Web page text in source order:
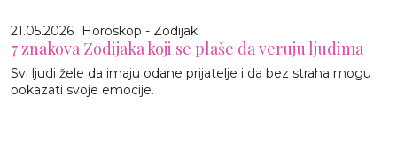
21.05.2026 Horoskop - Zodijak
7 znakova Zodijaka koji se plaše da veruju ljudima
Svi ljudi žele da imaju odane prijatelje i da bez straha mogu
pokazati svoje emocije.